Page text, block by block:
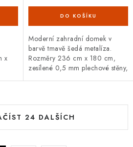
x
Moderní zahradní domek v
barvě tmavě šedá metalíza.
Rozměry 236 cm x 180 cm,
zesílené 0,5 mm plechové stěny,
24 DALŠÍCH